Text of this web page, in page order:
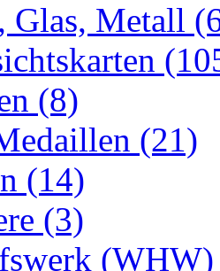
Glas, Metall
(8)
(21)
(14)
(3)